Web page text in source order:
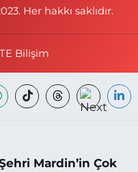
Her hakkı saklıdır.
TE Bilişim
Mardin’in Çok